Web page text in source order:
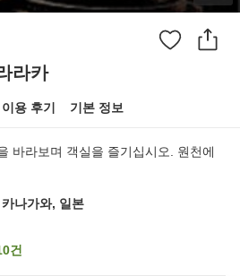
라카
이용 후기 기본 정보
바라보며 객실을 즐기십시오. 원천에
나가와, 일본
건